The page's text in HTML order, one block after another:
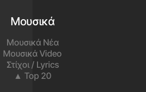
Μουσικά
Μουσικά Νέα
Μουσικά Video
Στίχοι / Lyrics
▲ Top 20